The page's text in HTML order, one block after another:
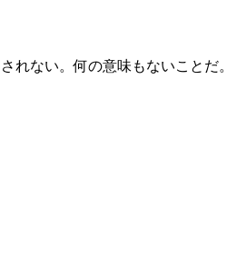
れない。何の意味もないことだ。